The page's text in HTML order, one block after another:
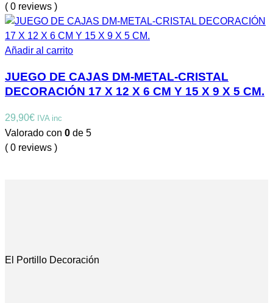
( 0 reviews )
Añadir al carrito
JUEGO DE CAJAS DM-METAL-CRISTAL
DECORACIÓN 17 X 12 X 6 CM Y 15 X 9 X 5 CM.
29,90€ IVA inc
Valorado con 0 de 5
( 0 reviews )
El Portillo Decoración